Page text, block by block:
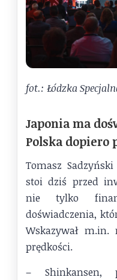
fot.: Łódzka
Japonia ma
Polska dopiero
Tomasz
stoi dziś przed
nie tylko
doświadczenia,
Wskazywał
prędkości.
– Shinkansen,